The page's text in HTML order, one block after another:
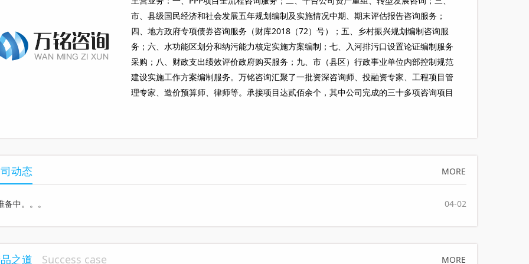
市、县级国民经济和社会发展五年规划编制及实施情况中期、期末评估报告咨询服务；
四、地方政府专项债券咨询服务（财库2018（72）号）；五、乡村振兴规划编制咨询服
务；六、水功能区划分和纳污能力核定实施方案编制；七、入河排污口设置论证编制服务
采购；八、财政支出绩效评价政府购买服务；九、市（县区）行政事业单位内部控制规范
建设实施工作方案编制服务。万铭咨询汇聚了一批资深咨询师、投融资专家、工程项目管
理专家、造价预算师、律师等。承接项目达贰佰余个，其中公司完成的三十多项咨询项目
动态 MORE
备中。。。 04-02
之道 Success case MORE